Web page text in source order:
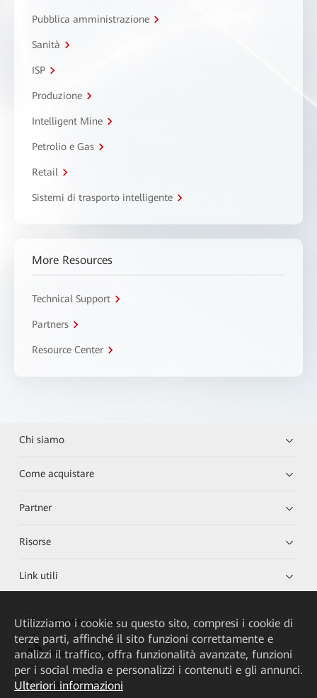
Pubblica amministrazione
Sanità
ISP
Produzione
Intelligent Mine
Petrolio e Gas
Retail
Sistemi di trasporto intelligente
More Resources
Technical Support
Partners
Resource Center
Chi siamo
Come acquistare
Partner
Risorse
Link utili
HUAWEI eKit App
Huawei HiKnow App
HUAWEI eFly App
Utilizziamo i cookie su questo sito, compresi i cookie di
terze parti, affinché il sito funzioni correttamente e
analizzi il traffico, offra funzionalità avanzate, funzioni
per i social media e personalizzi i contenuti e gli annunci.
Ulteriori informazioni